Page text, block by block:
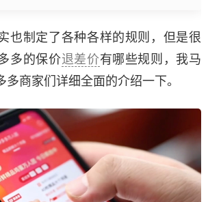
也制定了各种各样的规则，但是很
多的保价退差价有哪些规则，我马
多商家们详细全面的介绍一下。